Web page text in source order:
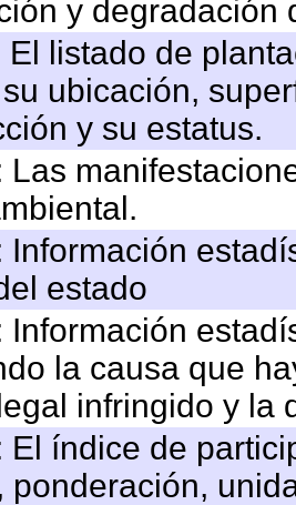
y degradación
El listado de
ubicación,
y su estatus.
Las
Información
estado
Información
la causa que
infringido y la
El índice de
ponderación,